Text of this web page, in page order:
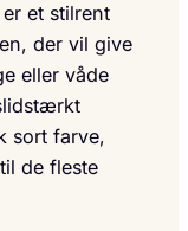
et stilrent
der vil give
eller våde
sort farve,
de fleste